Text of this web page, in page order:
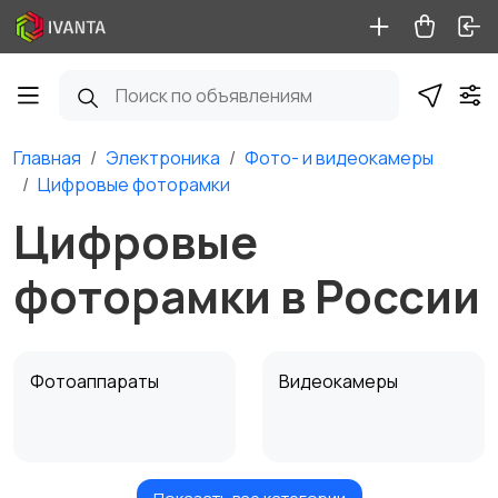
Главная Электроника
Фото- и видеокамеры
Цифровые фоторамки
Цифровые
фоторамки в России
Фотоаппараты Видеокамеры